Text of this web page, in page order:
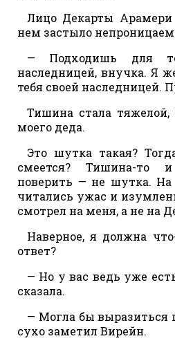
Лицо Декарты
нем застыло
— Подходишь для
наследницей, внучка. Я
тебя своей наследницей.
Тишина стала тяжелой,
моего деда.
Это шутка такая?
смеется? Тишина-то
поверить — не шутка.
читались ужас и
смотрел на меня, а не на
Наверное, я должна
ответ?
— Но у вас ведь уже
сказала.
— Могла бы выразиться
сухо заметил Вирейн.